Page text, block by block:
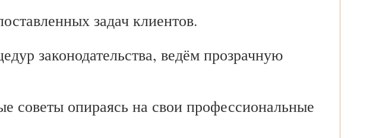
задач клиентов.
законодательства, ведём прозрачную
советы опираясь на свои профессиональные